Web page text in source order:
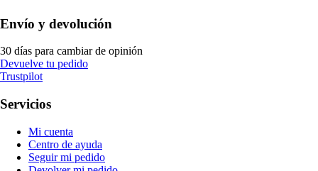
Envío y devolución
30 días para cambiar de opinión
Devuelve tu pedido
Trustpilot
Servicios
Mi cuenta
Centro de ayuda
Seguir mi pedido